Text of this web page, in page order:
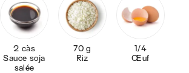
2 càs
Sauce soja
salée
70 g
Riz
1/4
Œuf